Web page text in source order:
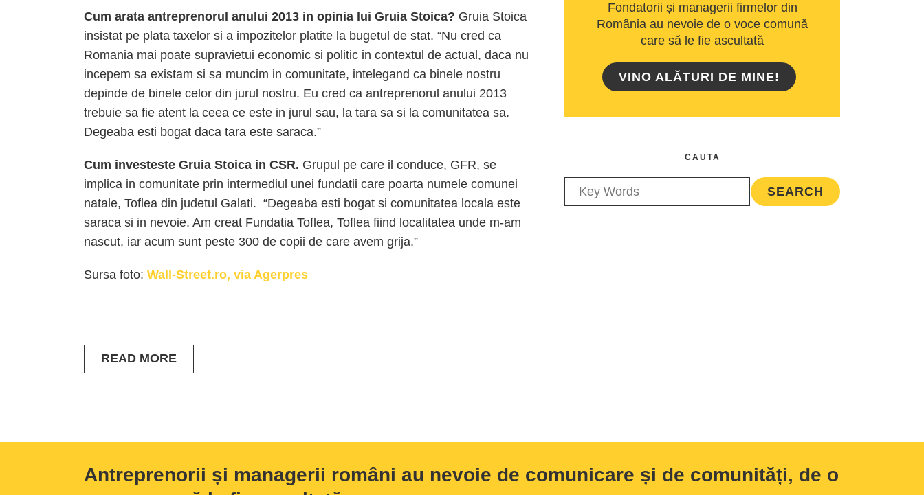
Cum arata antreprenorul anului 2013 in opinia lui Gruia Stoica? Gruia Stoica
insistat pe plata taxelor si a impozitelor platite la bugetul de stat. “Nu cred ca
Romania mai poate supravietui economic si politic in contextul de actual, daca nu
incepem sa existam si sa muncim in comunitate, intelegand ca binele nostru
depinde de binele celor din jurul nostru. Eu cred ca antreprenorul anului 2013
trebuie sa fie atent la ceea ce este in jurul sau, la tara sa si la comunitatea sa.
Degeaba esti bogat daca tara este saraca.”
Cum investeste Gruia Stoica in CSR. Grupul pe care il conduce, GFR, se
implica in comunitate prin intermediul unei fundatii care poarta numele comunei
natale, Toflea din judetul Galati. “Degeaba esti bogat si comunitatea locala este
saraca si in nevoie. Am creat Fundatia Toflea, Toflea fiind localitatea unde m-am
nascut, iar acum sunt peste 300 de copii de care avem grija.”
Sursa foto: Wall-Street.ro, via Agerpres
READ MORE
Fondatorii și managerii firmelor din
România au nevoie de o voce comună
care să le fie ascultată
VINO ALĂTURI DE MINE!
CAUTA
Antreprenorii și managerii români au nevoie de comunicare și de comunități, de o